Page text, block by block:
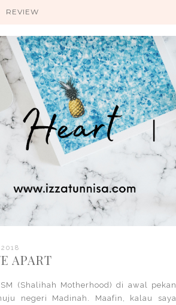
REVIEW
APART
(Shalihah Motherhood) di awal pekan
negeri Madinah. Maafin, kalau saya